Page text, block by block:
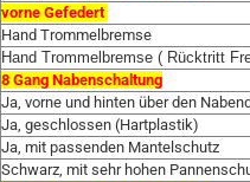
vorne Gefedert
Hand Trommelbremse
Hand Trommelbremse ( Rücktritt
8 Gang Nabenschaltung
Ja, vorne und hinten über den
Ja, geschlossen (Hartplastik)
Ja, mit passenden Mantelschutz
Schwarz, mit sehr hohen